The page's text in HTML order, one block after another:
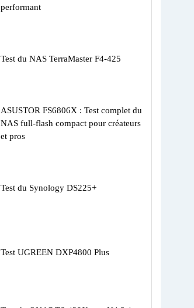
performant
Test du NAS TerraMaster F4-425
ASUSTOR FS6806X : Test complet du
NAS full-flash compact pour créateurs
et pros
Test du Synology DS225+
Test UGREEN DXP4800 Plus